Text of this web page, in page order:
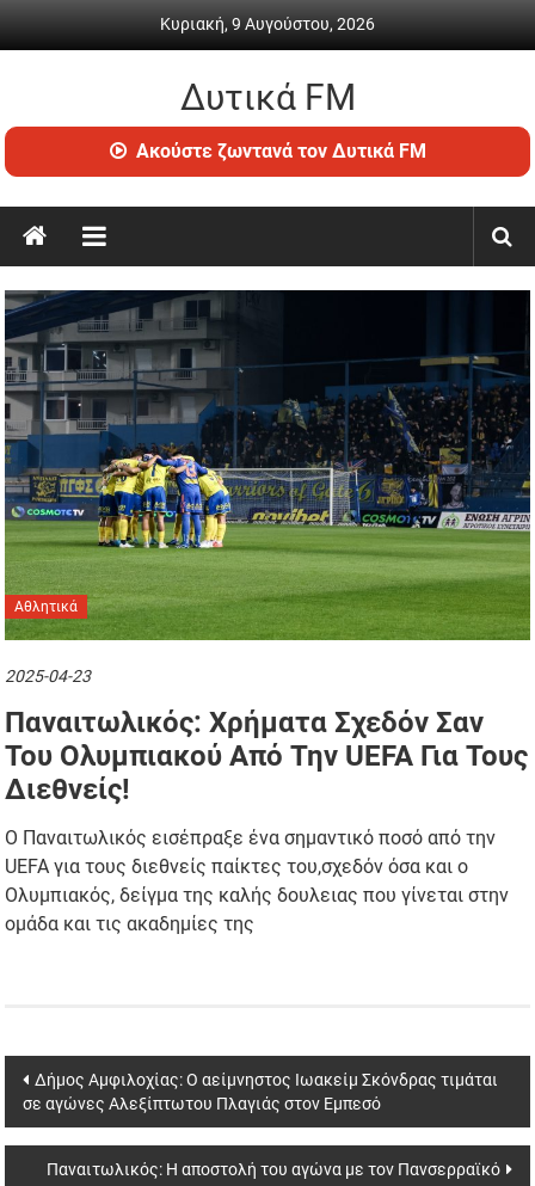
Κυριακή, 9 Αυγούστου, 2026
Δυτικά FM
Ραδιόφωνο
•
ενημέρωση
Ακούστε ζωντανά τον Δυτικά FM
Αθλητικά
2025-04-23
Παναιτωλικός: Χρήματα Σχεδόν Σαν
Του Ολυμπιακού Από Την UEFA Για Τους
Διεθνείς!
Ο Παναιτωλικός εισέπραξε ένα σημαντικό ποσό από την
UEFA για τους διεθνείς παίκτες του,σχεδόν όσα και ο
Ολυμπιακός, δείγμα της καλής δουλειας που γίνεται στην
ομάδα και τις ακαδημίες της
Post
navigation
Δήμος Αμφιλοχίας: Ο αείμνηστος Ιωακείμ Σκόνδρας τιμάται
σε αγώνες Αλεξίπτωτου Πλαγιάς στον Εμπεσό
Παναιτωλικός: Η αποστολή του αγώνα με τον Πανσερραϊκό